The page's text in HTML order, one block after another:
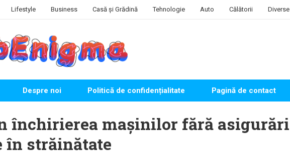
Lifestyle Business Casă și Grădină Tehnologie Auto Călătorii Diverse
Despre noi Politică de confidențialitate Pagină de contact
închirierea mașinilor fără asigurări
în străinătate